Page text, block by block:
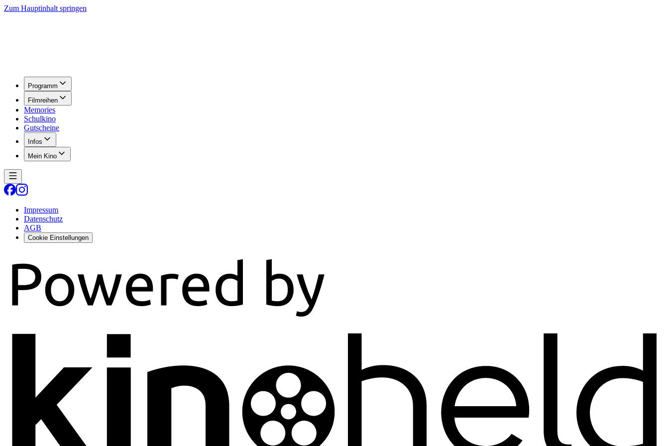
Zum Hauptinhalt springen
Programm
Filmreihen
Memories
Schulkino
Gutscheine
Infos
Mein Kino
Impressum
Datenschutz
AGB
Cookie Einstellungen